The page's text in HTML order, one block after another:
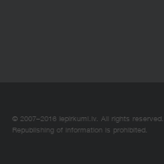
© 2007–2016 Iepirkumi.lv. All rights reserved.
Republishing of information is prohibited.